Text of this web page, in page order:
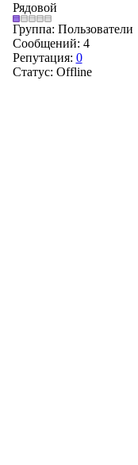
Рядовой
Группа: Пользователи
Сообщений: 4
Репутация: 0
Статус: Offline